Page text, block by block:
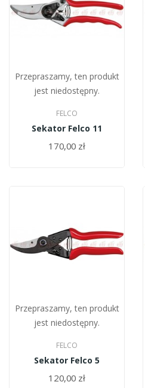
Przepraszamy, ten produkt
jest niedostępny.
FELCO
Sekator Felco 11
170,00 zł
Przepraszamy, ten produkt
jest niedostępny.
FELCO
Sekator Felco 5
120,00 zł